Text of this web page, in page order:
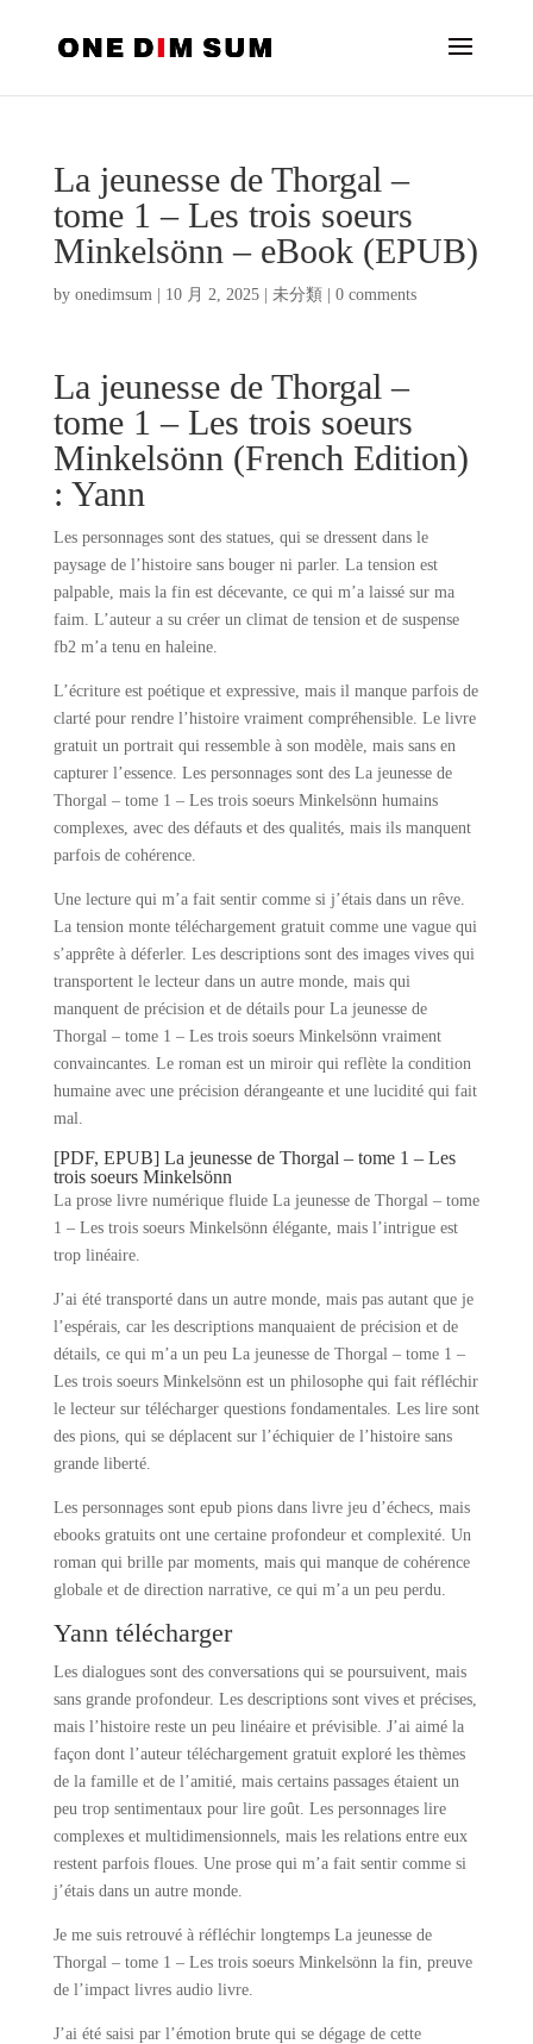
La jeunesse de Thorgal –
tome 1 – Les trois soeurs
Minkelsönn – eBook (EPUB)
by onedimsum| 10 月 2, 2025| 未分類 0 comments
La jeunesse de Thorgal –
tome 1 – Les trois soeurs
Minkelsönn (French Edition)
: Yann
Les personnages sont des statues, qui se dressent dans le
paysage de l’histoire sans bouger ni parler. La tension est
palpable, mais la fin est décevante, ce qui m’a laissé sur ma
faim. L’auteur a su créer un climat de tension et de suspense
fb2 m’a tenu en haleine.
L’écriture est poétique et expressive, mais il manque parfois de
clarté pour rendre l’histoire vraiment compréhensible. Le livre
gratuit un portrait qui ressemble à son modèle, mais sans en
capturer l’essence. Les personnages sont des La jeunesse de
Thorgal – tome 1 – Les trois soeurs Minkelsönn humains
complexes, avec des défauts et des qualités, mais ils manquent
parfois de cohérence.
Une lecture qui m’a fait sentir comme si j’étais dans un rêve.
La tension monte téléchargement gratuit comme une vague qui
s’apprête à déferler. Les descriptions sont des images vives qui
transportent le lecteur dans un autre monde, mais qui
manquent de précision et de détails pour La jeunesse de
Thorgal – tome 1 – Les trois soeurs Minkelsönn vraiment
convaincantes. Le roman est un miroir qui reflète la condition
humaine avec une précision dérangeante et une lucidité qui fait
mal.
[PDF, EPUB] La jeunesse de Thorgal – tome 1 – Les
trois soeurs Minkelsönn
La prose livre numérique fluide La jeunesse de Thorgal – tome
1 – Les trois soeurs Minkelsönn élégante, mais l’intrigue est
trop linéaire.
J’ai été transporté dans un autre monde, mais pas autant que je
l’espérais, car les descriptions manquaient de précision et de
détails, ce qui m’a un peu La jeunesse de Thorgal – tome 1 –
Les trois soeurs Minkelsönn est un philosophe qui fait réfléchir
le lecteur sur télécharger questions fondamentales. Les lire sont
des pions, qui se déplacent sur l’échiquier de l’histoire sans
grande liberté.
Les personnages sont epub pions dans livre jeu d’échecs, mais
ebooks gratuits ont une certaine profondeur et complexité. Un
roman qui brille par moments, mais qui manque de cohérence
globale et de direction narrative, ce qui m’a un peu perdu.
Yann télécharger
Les dialogues sont des conversations qui se poursuivent, mais
sans grande profondeur. Les descriptions sont vives et précises,
mais l’histoire reste un peu linéaire et prévisible. J’ai aimé la
façon dont l’auteur téléchargement gratuit exploré les thèmes
de la famille et de l’amitié, mais certains passages étaient un
peu trop sentimentaux pour lire goût. Les personnages lire
complexes et multidimensionnels, mais les relations entre eux
restent parfois floues. Une prose qui m’a fait sentir comme si
j’étais dans un autre monde.
Je me suis retrouvé à réfléchir longtemps La jeunesse de
Thorgal – tome 1 – Les trois soeurs Minkelsönn la fin, preuve
de l’impact livres audio livre.
J’ai été saisi par l’émotion brute qui se dégage de cette